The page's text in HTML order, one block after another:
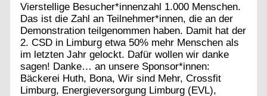
Vierstellige Besucher*innenzahl 1.000 Menschen.
Das ist die Zahl an Teilnehmer*innen, die an der
Demonstration teilgenommen haben. Damit hat der
2. CSD in Limburg etwa 50% mehr Menschen als
im letzten Jahr gelockt. Dafür wollen wir danke
sagen! Danke… an unsere Sponsor*innen:
Bäckerei Huth, Bona, Wir sind Mehr, Crossfit
Limburg, Energieversorgung Limburg (EVL),